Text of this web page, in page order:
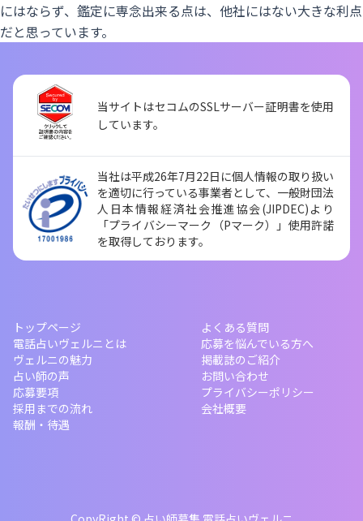
にはならず、鑑定に専念出来る点は、他社にはない大きな利点
だと思っています。
当サイトはセコムのSSLサーバー証明書を使用
しています。
当社は平成26年7月22日に個人情報の取り扱い
を適切に行っている事業者として、一般財団法
人日本情報経済社会推進協会(JIPDEC)より
「プライバシーマーク（Pマーク）」使用許諾
を取得しております。
トップページ
電話占いヴェルニとは
ヴェルニの魅力
占い師の声
応募要項
採用までの流れ
報酬・待遇
よくある質問
応募を悩んでいる方へ
掲載誌のご紹介
お問い合わせ
プライバシーポリシー
会社概要